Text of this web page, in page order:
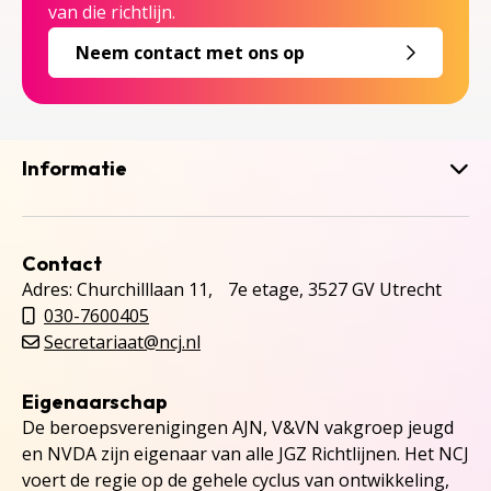
van die richtlijn.
Neem contact met ons op
Informatie
Contact
Adres: Churchilllaan 11, 7e etage, 3527 GV Utrecht
030-7600405
Secretariaat@ncj.nl
Eigenaarschap
De beroepsverenigingen AJN, V&VN vakgroep jeugd
en NVDA zijn eigenaar van alle JGZ Richtlijnen. Het NCJ
voert de regie op de gehele cyclus van ontwikkeling,